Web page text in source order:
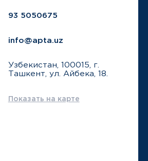
93 5050675
info@apta.uz
Узбекистан, 100015, г.
Ташкент, ул. Айбека, 18.
Показать на карте